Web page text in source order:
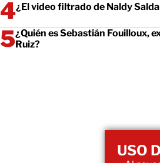
¿El video filtrado de Naldy
¿Quién es Sebastián Fouilloux,
Ruiz?
USO